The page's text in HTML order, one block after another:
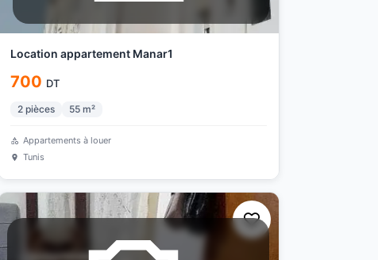
Location appartement Manar1
700 DT
2 pièces 55m²
Appartements à louer
Tunis